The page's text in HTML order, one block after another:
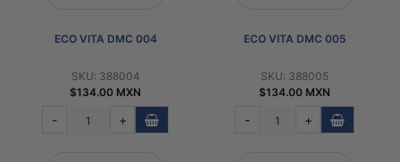
ECO VITA DMC 004
SKU: 388004
$134.00 MXN
- +
ECO VITA DMC 005
SKU: 388005
$134.00 MXN
- +